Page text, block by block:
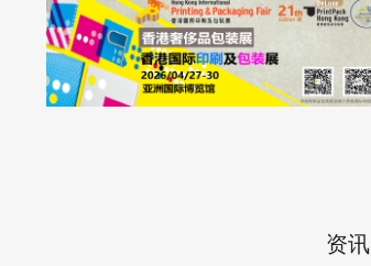
资讯